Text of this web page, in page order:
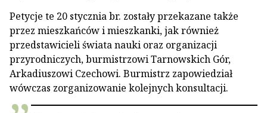
Petycje te 20 stycznia br. zostały przekazane także
przez mieszkańców i mieszkanki, jak również
przedstawicieli świata nauki oraz organizacji
przyrodniczych, burmistrzowi Tarnowskich Gór,
Arkadiuszowi Czechowi. Burmistrz zapowiedział
wówczas zorganizowanie kolejnych konsultacji.